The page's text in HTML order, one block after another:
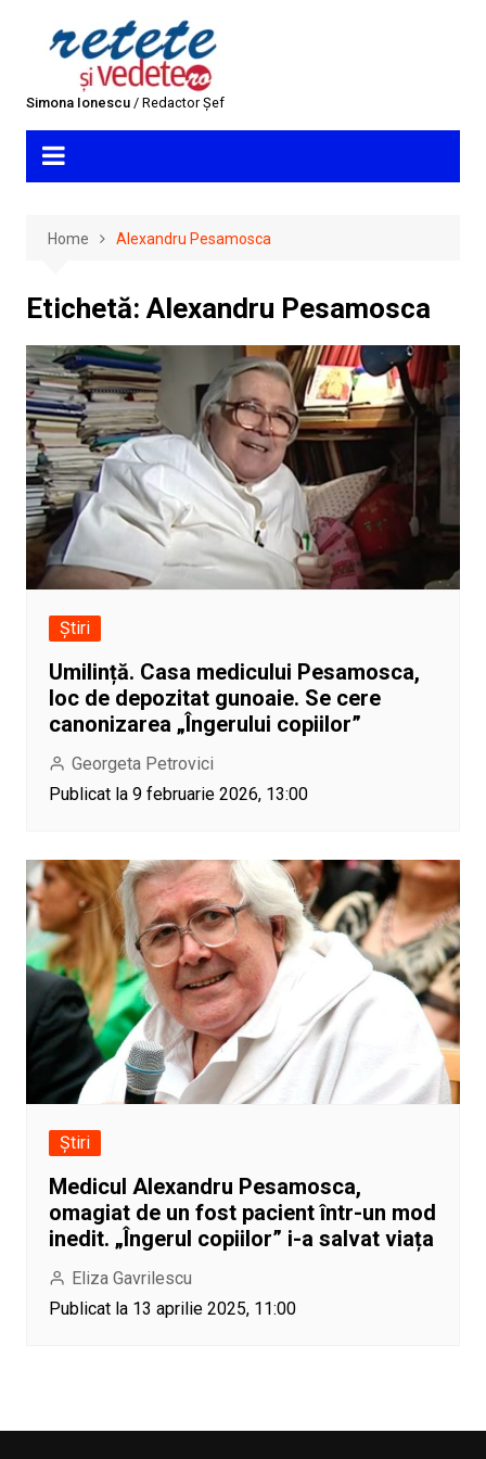
Simona Ionescu/ Redactor Șef
Home Alexandru Pesamosca
Etichetă:Alexandru Pesamosca
Știri
Umilință. Casa medicului Pesamosca,
loc de depozitat gunoaie. Se cere
canonizarea „Îngerului copiilor”
Georgeta Petrovici
Publicat la 9 februarie 2026, 13:00
Știri
Medicul Alexandru Pesamosca,
omagiat de un fost pacient într-un mod
inedit. „Îngerul copiilor” i-a salvat viața
Eliza Gavrilescu
Publicat la 13 aprilie 2025, 11:00